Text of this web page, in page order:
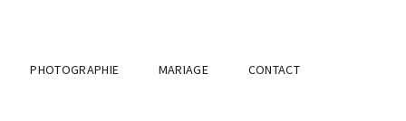
PHOTOGRAPHIE MARIAGE CONTACT